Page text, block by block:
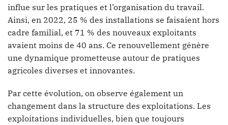
influe sur les pratiques et l’organisation du travail.
Ainsi, en 2022, 25 % des installations se faisaient hors
cadre familial, et 71 % des nouveaux exploitants
avaient moins de 40 ans. Ce renouvellement génère
une dynamique prometteuse autour de pratiques
agricoles diverses et innovantes.
Par cette évolution, on observe également un
changement dans la structure des exploitations. Les
exploitations individuelles, bien que toujours